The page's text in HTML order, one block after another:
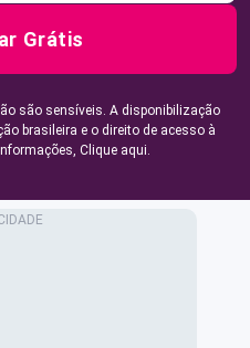
Grátis
são sensíveis. A disponibilização
brasileira e o direito de acesso à
Clique aqui.